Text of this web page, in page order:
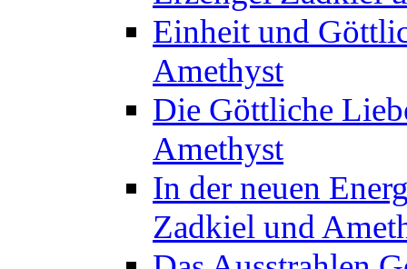
Einheit und
Amethyst
Die Göttliche
Amethyst
In der neuen
Zadkiel und